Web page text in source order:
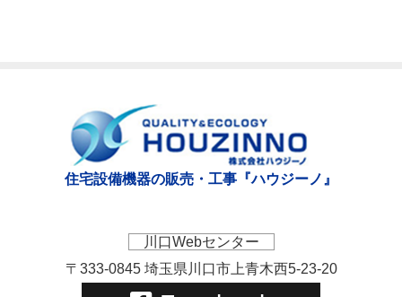
住宅設備機器の販売・工事『ハウジーノ』
川口Webセンター
〒333-0845 埼玉県川口市上青木西5-23-20